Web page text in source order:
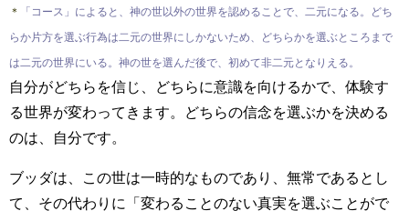
＊ 「コース」によると、神の世以外の世界を認めることで、二元になる。どち
らか片方を選ぶ行為は二元の世界にしかないため、どちらかを選ぶところまで
は二元の世界にいる。神の世を選んだ後で、初めて非二元となりえる。
自分がどちらを信じ、どちらに意識を向けるかで、体験す
る世界が変わってきます。どちらの信念を選ぶかを決める
のは、自分です。
ブッダは、この世は一時的なものであり、無常であるとし
て、その代わりに「変わることのない真実を選ぶことがで